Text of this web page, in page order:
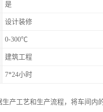
是
设计装修
0-300℃
建筑工程
7*24小时
生产工艺和生产流程，将车间内